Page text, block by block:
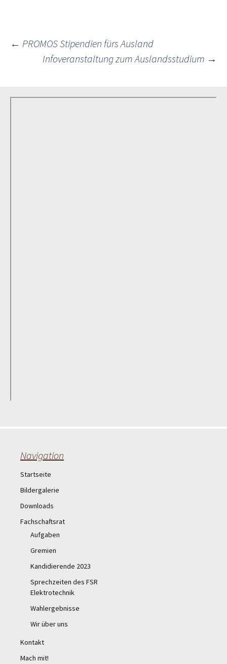
Post
← PROMOS Stipendien fürs Ausland
Infoveranstaltung zum Auslandsstudium →
Navigation
Startseite
Bildergalerie
Downloads
Fachschaftsrat
Aufgaben
Gremien
Kandidierende 2023
Sprechzeiten des FSR
Elektrotechnik
Wahlergebnisse
Wir über uns
Kontakt
Mach mit!